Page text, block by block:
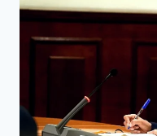
fallas
en
antidroga